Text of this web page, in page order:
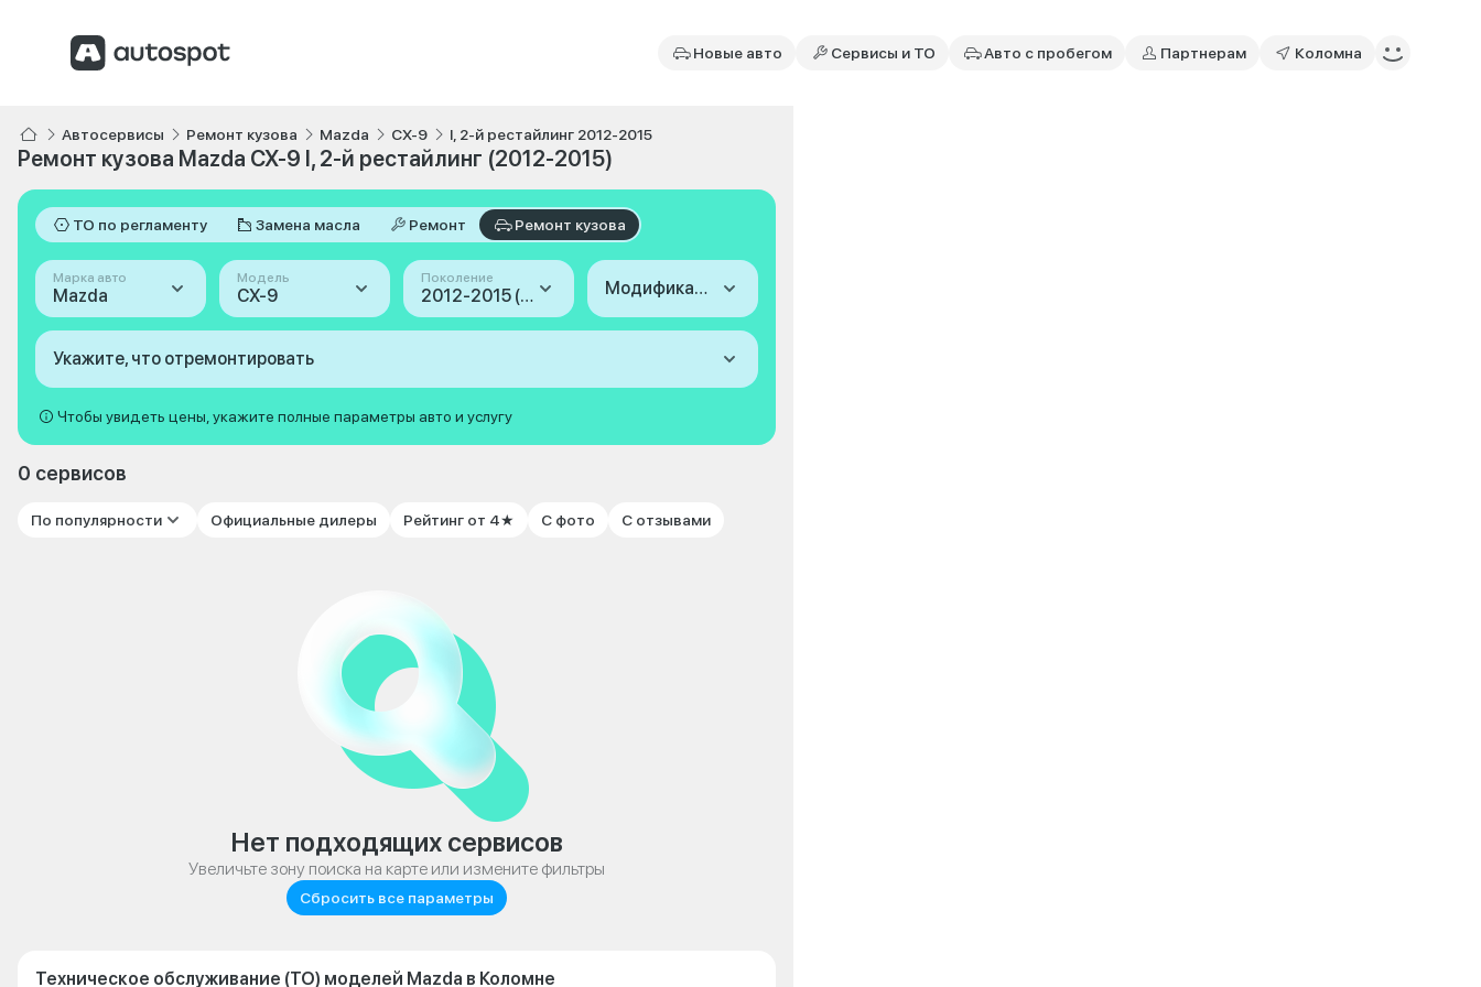
Новые авто Сервисы и ТО Авто с пробегом Партнерам Коломна
Автосервисы Ремонт кузова Mazda CX-9 I, 2-й рестайлинг 2012-2015
Ремонт кузова Mazda CX-9 I, 2-й рестайлинг (2012-2015)
ТО по регламенту Замена масла Ремонт Ремонт кузова
Марка авто
Mazda
Модель
CX-9
Поколение
2012-2015 (I, 2-й рестайлинг) Модификация
Укажите, что отремонтировать
Чтобы увидеть цены, укажите полные параметры авто и услугу
0 сервисов
По популярности Официальные дилеры Рейтинг от 4★ С фото С отзывами
Нет подходящих сервисов
Увеличьте зону поиска на карте или измените фильтры
Сбросить все параметры
Техническое обслуживание (ТО) моделей Mazda в Коломне